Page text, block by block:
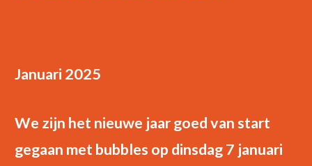
Januari 2025
We zijn het nieuwe jaar goed van start
gegaan met bubbles op dinsdag 7 januari